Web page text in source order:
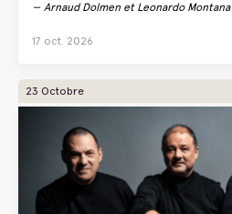
Arnaud Dolmen et Leonardo Montana
17 oct. 2026
23 Octobre